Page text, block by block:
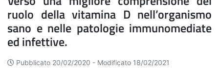
ruolo della vitamina D nell’organismo
sano e nelle patologie immunomediate
ed infettive.
Pubblicato 20/02/2020 - Modificato 18/02/2021